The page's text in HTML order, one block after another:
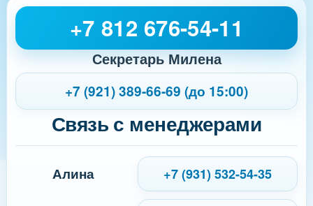
+7 812 676-54-11
Секретарь Милена
+7 (921) 389-66-69 (до 15:00)
Связь с менеджерами
Алина +7 (931) 532-54-35